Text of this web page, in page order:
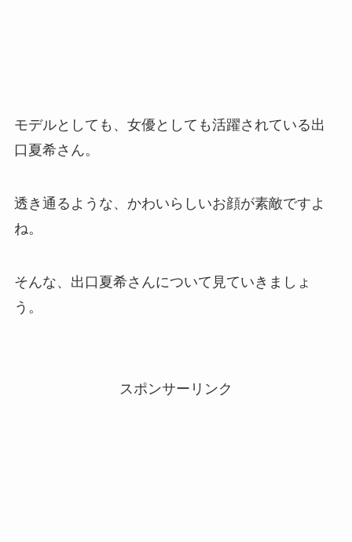
モデルとしても、女優としても活躍されている出
口夏希さん。
透き通るような、かわいらしいお顔が素敵ですよ
ね。
そんな、出口夏希さんについて見ていきましょ
う。
スポンサーリンク